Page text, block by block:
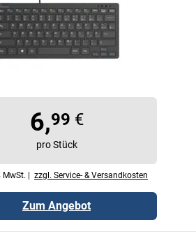
6,99 €
pro Stück
MwSt. | zzgl. Service- & Versandkosten
Zum Angebot